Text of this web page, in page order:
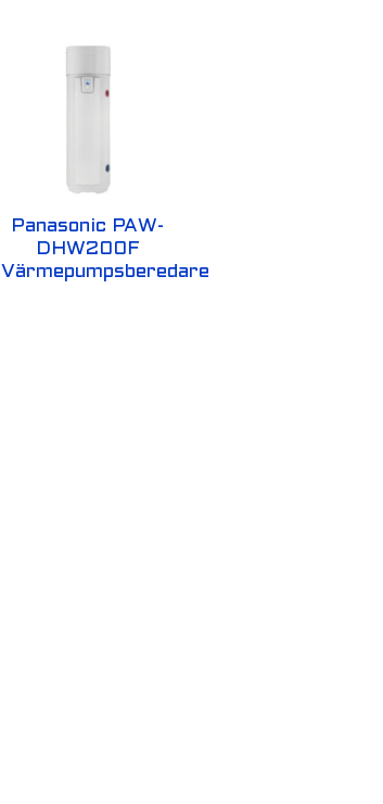
Panasonic PAW-
DHW200F
Värmepumpsberedare